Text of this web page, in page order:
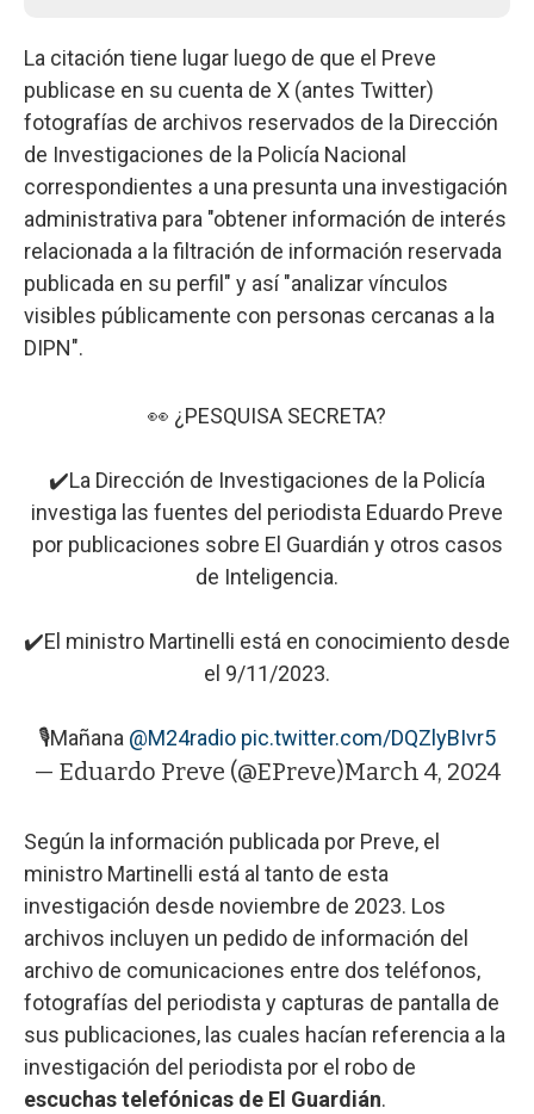
La citación tiene lugar luego de que el Preve
publicase en su cuenta de X (antes Twitter)
fotografías de archivos reservados de la Dirección
de Investigaciones de la Policía Nacional
correspondientes a una presunta una investigación
administrativa para "obtener información de interés
relacionada a la filtración de información reservada
publicada en su perfil" y así "analizar vínculos
visibles públicamente con personas cercanas a la
DIPN".
👀 ¿PESQUISA SECRETA?
✔️La Dirección de Investigaciones de la Policía
investiga las fuentes del periodista Eduardo Preve
por publicaciones sobre El Guardián y otros casos
de Inteligencia.
✔️El ministro Martinelli está en conocimiento desde
el 9/11/2023.
🎙️Mañana @M24radio pic.twitter.com/DQZlyBIvr5
— Eduardo Preve (@EPreve)March 4, 2024
Según la información publicada por Preve, el
ministro Martinelli está al tanto de esta
investigación desde noviembre de 2023. Los
archivos incluyen un pedido de información del
archivo de comunicaciones entre dos teléfonos,
fotografías del periodista y capturas de pantalla de
sus publicaciones, las cuales hacían referencia a la
investigación del periodista por el robo de
escuchas telefónicas de El Guardián.